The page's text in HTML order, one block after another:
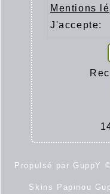
Mentions
J'accepte:
Propulsé par GuppY
Skins Papinou